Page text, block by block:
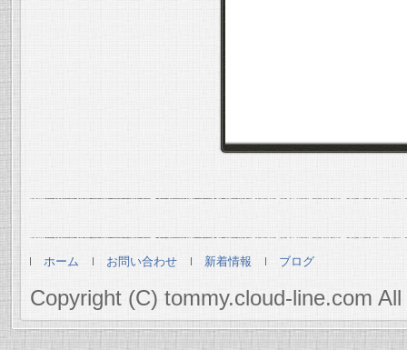
ホーム お問い合わせ 新着情報 ブログ
Copyright (C) tommy.cloud-line.com